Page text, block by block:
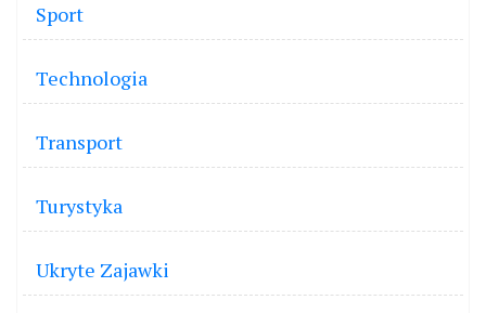
Sport
Technologia
Transport
Turystyka
Ukryte Zajawki